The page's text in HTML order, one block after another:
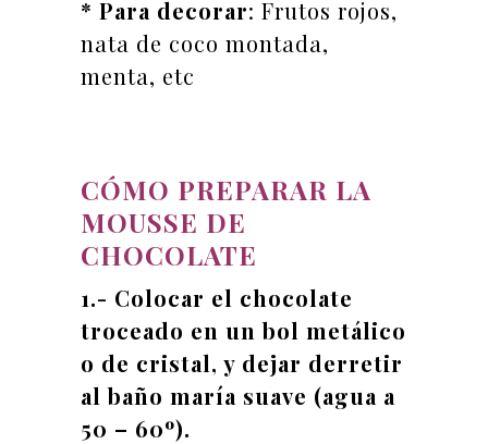
* Para decorar: Frutos rojos,
nata de coco montada,
menta, etc
CÓMO PREPARAR LA
MOUSSE DE
CHOCOLATE
1.- Colocar el chocolate
troceado en un bol metálico
o de cristal, y dejar derretir
al baño maría suave (agua a
50 – 60º).